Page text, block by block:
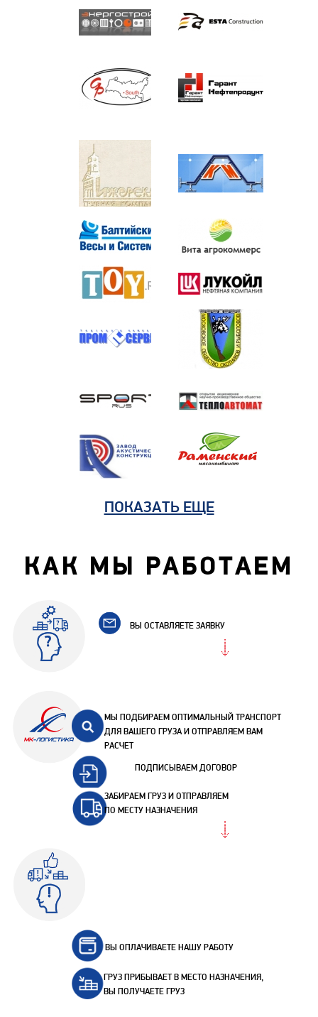
ПОКАЗАТЬ ЕЩЕ
КАК МЫ РАБОТАЕМ
ВЫ ОСТАВЛЯЕТЕ ЗАЯВКУ
МЫ ПОДБИРАЕМ ОПТИМАЛЬНЫЙ ТРАНСПОРТ
ДЛЯ ВАШЕГО ГРУЗА И ОТПРАВЛЯЕМ ВАМ
РАСЧЕТ
ПОДПИСЫВАЕМ ДОГОВОР
ЗАБИРАЕМ ГРУЗ И ОТПРАВЛЯЕМ
ПО МЕСТУ НАЗНАЧЕНИЯ
ВЫ ОПЛАЧИВАЕТЕ НАШУ РАБОТУ
ГРУЗ ПРИБЫВАЕТ В МЕСТО НАЗНАЧЕНИЯ,
ВЫ ПОЛУЧАЕТЕ ГРУЗ